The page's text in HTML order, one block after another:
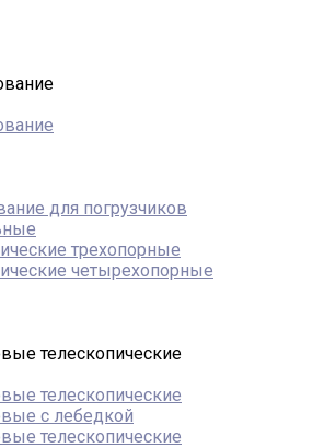
для погрузчиков
трехопорные
четырехопорные
телескопические
телескопические
с лебедкой
телескопические